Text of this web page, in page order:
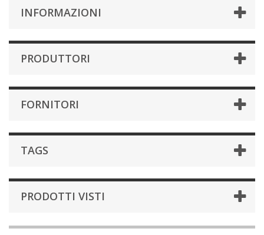
INFORMAZIONI
PRODUTTORI
FORNITORI
TAGS
PRODOTTI VISTI